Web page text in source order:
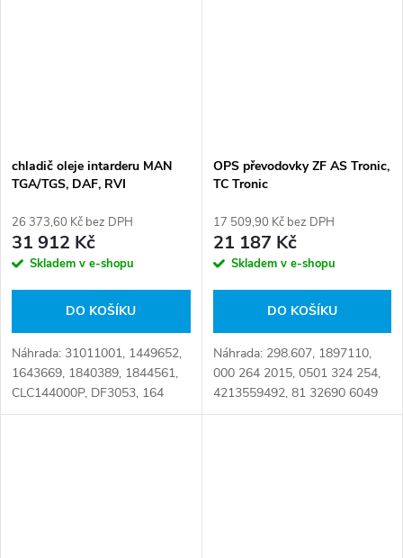
chladič oleje intarderu MAN
TGA/TGS, DAF, RVI
26 373,60 Kč bez DPH
31 912 Kč
Skladem v e-shopu
DO KOŠÍKU
Náhrada: 31011001, 1449652,
1643669, 1840389, 1844561,
CLC144000P, DF3053, 164
3669, 184 0389, 50 01 865
OPS převodovky ZF AS Tronic,
TC Tronic
17 509,90 Kč bez DPH
21 187 Kč
Skladem v e-shopu
DO KOŠÍKU
Náhrada: 298.607, 1897110,
000 264 2015, 0501 324 254,
4213559492, 81 32690 6049
Číslo karty: 099381